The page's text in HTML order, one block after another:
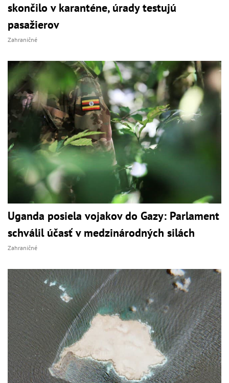
skončilo v karanténe, úrady testujú
pasažierov
Zahraničné
Uganda posiela vojakov do Gazy: Parlament
schválil účasť v medzinárodných silách
Zahraničné